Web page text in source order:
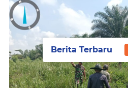
Berita Terbaru